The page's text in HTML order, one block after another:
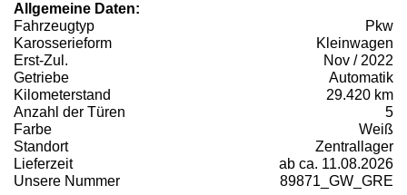
Allgemeine Daten:
Fahrzeugtyp
Pkw
Karosserieform
Kleinwagen
Erst-Zul.
Nov / 2022
Getriebe
Automatik
Kilometerstand
29.420 km
Anzahl der Türen
5
Farbe
Weiß
Standort
Zentrallager
Lieferzeit
ab ca. 11.08.2026
Unsere Nummer
89871_GW_GRE